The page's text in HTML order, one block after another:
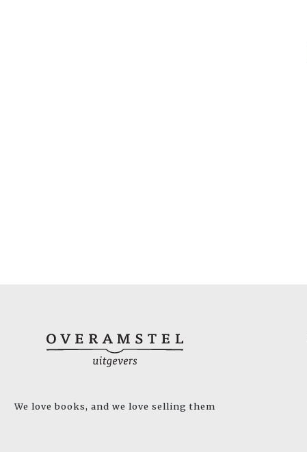
We love books, and we love selling them